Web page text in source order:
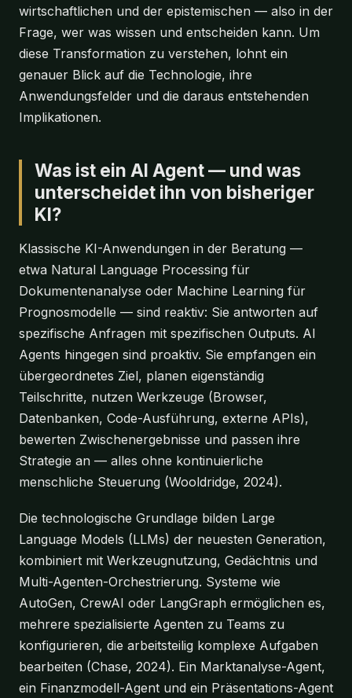
wirtschaftlichen und der epistemischen — also in der
Frage, wer was wissen und entscheiden kann. Um
diese Transformation zu verstehen, lohnt ein
genauer Blick auf die Technologie, ihre
Anwendungsfelder und die daraus entstehenden
Implikationen.
Was ist ein AI Agent — und was
unterscheidet ihn von bisheriger
KI?
Klassische KI-Anwendungen in der Beratung —
etwa Natural Language Processing für
Dokumentenanalyse oder Machine Learning für
Prognosmodelle — sind reaktiv: Sie antworten auf
spezifische Anfragen mit spezifischen Outputs. AI
Agents hingegen sind proaktiv. Sie empfangen ein
übergeordnetes Ziel, planen eigenständig
Teilschritte, nutzen Werkzeuge (Browser,
Datenbanken, Code-Ausführung, externe APIs),
bewerten Zwischenergebnisse und passen ihre
Strategie an — alles ohne kontinuierliche
menschliche Steuerung (Wooldridge, 2024).
Die technologische Grundlage bilden Large
Language Models (LLMs) der neuesten Generation,
kombiniert mit Werkzeugnutzung, Gedächtnis und
Multi-Agenten-Orchestrierung. Systeme wie
AutoGen, CrewAI oder LangGraph ermöglichen es,
mehrere spezialisierte Agenten zu Teams zu
konfigurieren, die arbeitsteilig komplexe Aufgaben
bearbeiten (Chase, 2024). Ein Marktanalyse-Agent,
ein Finanzmodell-Agent und ein Präsentations-Agent